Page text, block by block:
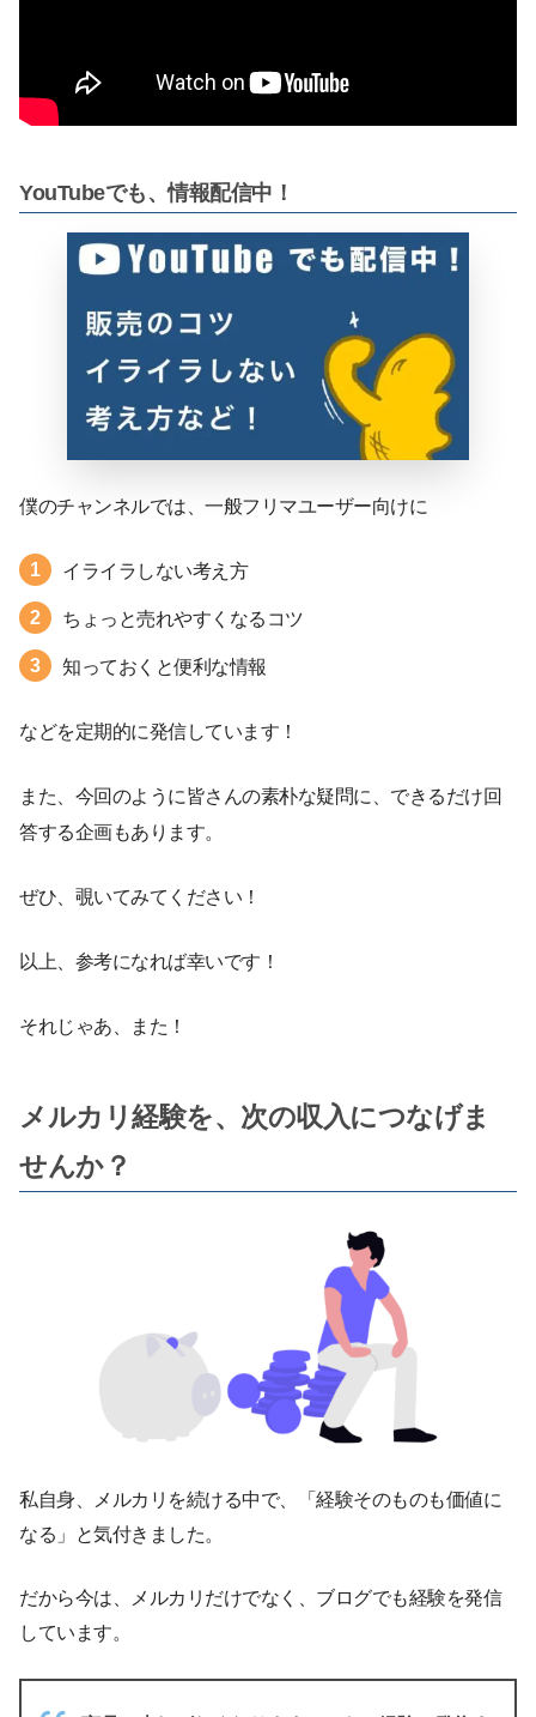
YouTubeでも、情報配信中！
僕のチャンネルでは、一般フリマユーザー向けに
イライラしない考え方
ちょっと売れやすくなるコツ
知っておくと便利な情報
などを定期的に発信しています！
また、今回のように皆さんの素朴な疑問に、できるだけ回
答する企画もあります。
ぜひ、覗いてみてください！
以上、参考になれば幸いです！
それじゃあ、また！
メルカリ経験を、次の収入につなげま
せんか？
私自身、メルカリを続ける中で、「経験そのものも価値に
なる」と気付きました。
だから今は、メルカリだけでなく、ブログでも経験を発信
しています。